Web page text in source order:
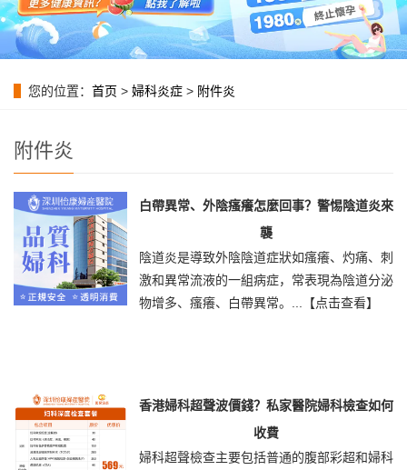
您的位置： 首页 > 婦科炎症 > 附件炎
附件炎
白帶異常、外陰瘙癢怎麼回事？警惕陰道炎來
襲
陰道炎是導致外陰陰道症狀如瘙癢、灼痛、刺
激和異常流液的一組病症，常表現為陰道分泌
物增多、瘙癢、白帶異常。...
【点击查看】
香港婦科超聲波價錢？私家醫院婦科檢查如何
收費
婦科超聲檢查主要包括普通的腹部彩超和婦科